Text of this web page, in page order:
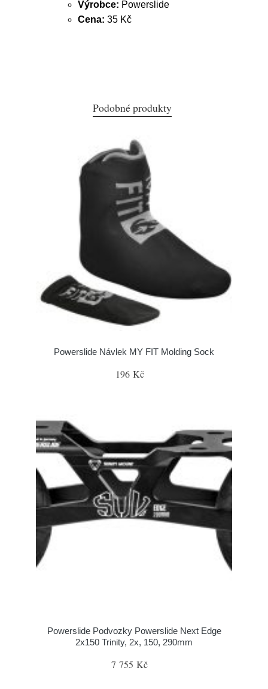
Výrobce: Powerslide
Cena: 35 Kč
Podobné produkty
Powerslide Návlek MY FIT Molding Sock
196 Kč
Powerslide Podvozky Powerslide Next Edge
2x150 Trinity, 2x, 150, 290mm
7 755 Kč